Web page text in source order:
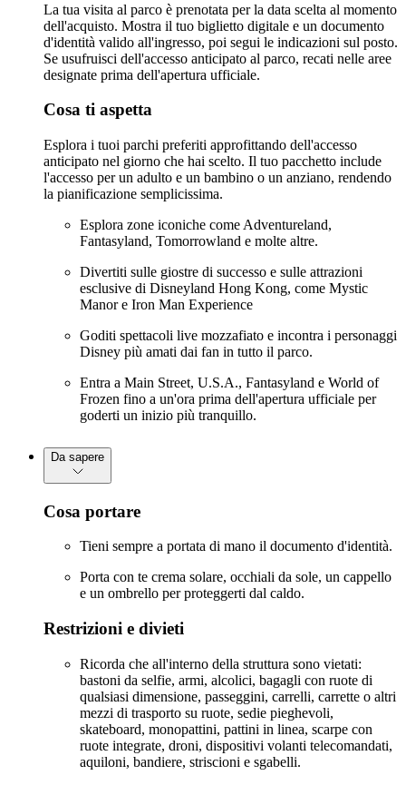
La tua visita al parco è prenotata per la data scelta al momento
dell'acquisto. Mostra il tuo biglietto digitale e un documento
d'identità valido all'ingresso, poi segui le indicazioni sul posto.
Se usufruisci dell'accesso anticipato al parco, recati nelle aree
designate prima dell'apertura ufficiale.
Cosa ti aspetta
Esplora i tuoi parchi preferiti approfittando dell'accesso
anticipato nel giorno che hai scelto. Il tuo pacchetto include
l'accesso per un adulto e un bambino o un anziano, rendendo
la pianificazione semplicissima.
Esplora zone iconiche come Adventureland,
Fantasyland, Tomorrowland e molte altre.
Divertiti sulle giostre di successo e sulle attrazioni
esclusive di Disneyland Hong Kong, come Mystic
Manor e Iron Man Experience
Goditi spettacoli live mozzafiato e incontra i personaggi
Disney più amati dai fan in tutto il parco.
Entra a Main Street, U.S.A., Fantasyland e World of
Frozen fino a un'ora prima dell'apertura ufficiale per
goderti un inizio più tranquillo.
Da sapere
Cosa portare
Tieni sempre a portata di mano il documento d'identità.
Porta con te crema solare, occhiali da sole, un cappello
e un ombrello per proteggerti dal caldo.
Restrizioni e divieti
Ricorda che all'interno della struttura sono vietati:
bastoni da selfie, armi, alcolici, bagagli con ruote di
qualsiasi dimensione, passeggini, carrelli, carrette o altri
mezzi di trasporto su ruote, sedie pieghevoli,
skateboard, monopattini, pattini in linea, scarpe con
ruote integrate, droni, dispositivi volanti telecomandati,
aquiloni, bandiere, striscioni e sgabelli.